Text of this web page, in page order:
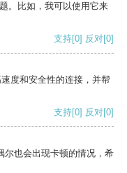
。比如，我可以使用它来
支持[0] 反对[0]
度和安全性的连接，并帮
支持[0] 反对[0]
尔也会出现卡顿的情况，希